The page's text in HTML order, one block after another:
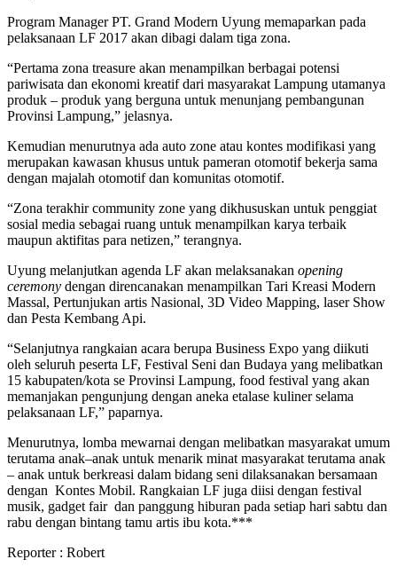
Program Manager PT. Grand Modern Uyung memaparkan pada
pelaksanaan LF 2017 akan dibagi dalam tiga zona.
“Pertama zona treasure akan menampilkan berbagai potensi
pariwisata dan ekonomi kreatif dari masyarakat Lampung utamanya
produk – produk yang berguna untuk menunjang pembangunan
Provinsi Lampung,” jelasnya.
Kemudian menurutnya ada auto zone atau kontes modifikasi yang
merupakan kawasan khusus untuk pameran otomotif bekerja sama
dengan majalah otomotif dan komunitas otomotif.
“Zona terakhir community zone yang dikhususkan untuk penggiat
sosial media sebagai ruang untuk menampilkan karya terbaik
maupun aktifitas para netizen,” terangnya.
Uyung melanjutkan agenda LF akan melaksanakan opening
ceremony dengan direncanakan menampilkan Tari Kreasi Modern
Massal, Pertunjukan artis Nasional, 3D Video Mapping, laser Show
dan Pesta Kembang Api.
“Selanjutnya rangkaian acara berupa Business Expo yang diikuti
oleh seluruh peserta LF, Festival Seni dan Budaya yang melibatkan
15 kabupaten/kota se Provinsi Lampung, food festival yang akan
memanjakan pengunjung dengan aneka etalase kuliner selama
pelaksanaan LF,” paparnya.
Menurutnya, lomba mewarnai dengan melibatkan masyarakat umum
terutama anak–anak untuk menarik minat masyarakat terutama anak
– anak untuk berkreasi dalam bidang seni dilaksanakan bersamaan
dengan Kontes Mobil. Rangkaian LF juga diisi dengan festival
musik, gadget fair dan panggung hiburan pada setiap hari sabtu dan
rabu dengan bintang tamu artis ibu kota.***
Reporter : Robert